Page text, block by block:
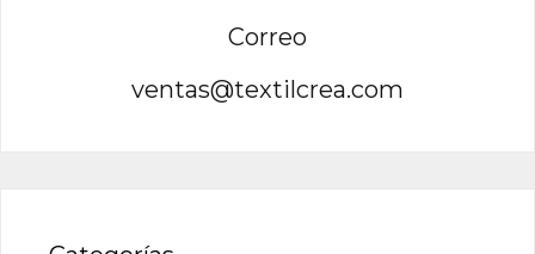
Correo
ventas@textilcrea.com